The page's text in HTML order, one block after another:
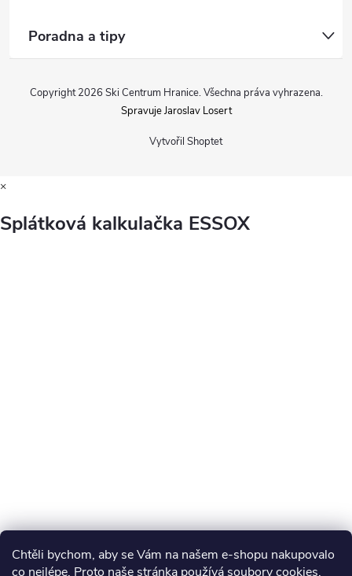
Chtěli bychom, aby se Vám na našem e-shopu nakupovalo
co nejlépe. Proto naše stránka používá soubory cookies.
Poradna a tipy
Vytvořil Shoptet
Copyright 2026 Ski Centrum Hranice. Všechna práva vyhrazena.
Spravuje Jaroslav Losert
×
Splátková kalkulačka ESSOX